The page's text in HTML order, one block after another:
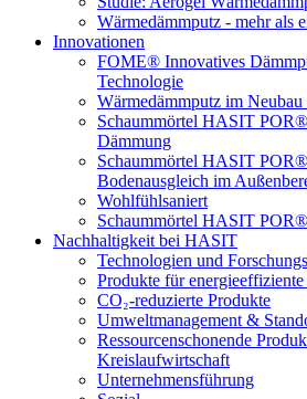
Wärmedämmputz - mehr als
Innovationen
FOME® Innovatives
Technologie
Wärmedämmputz im
Schaummörtel HASIT
Dämmung
Schaummörtel HASIT
Bodenausgleich im
Wohlfühlsaniert
Schaummörtel HASIT
Nachhaltigkeit bei HASIT
Technologien und
Produkte für energieeffiziente
CO₂-reduzierte Produkte
Umweltmanagement &
Ressourcenschonende
Kreislaufwirtschaft
Unternehmensführung